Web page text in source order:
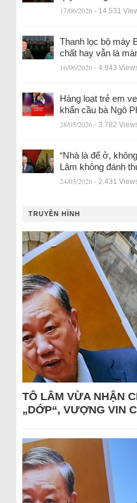
17/06/2026 - 14.531
Thanh lọc bộ máy
chất hay vẫn là
16/06/2026 - 4.943
Hàng loạt trẻ em
khẩn cầu bà Ngô
28/05/2026 - 3.782
“Nhà là để ở,
Lâm không đánh
24/05/2026 - 2.431
TRUYỀN HÌNH
TÔ LÂM VỪA NHẬN
„DỚP“, VƯỢNG VIN